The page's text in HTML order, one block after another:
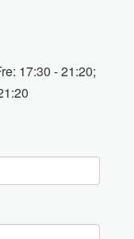
17:30 - 21:20;